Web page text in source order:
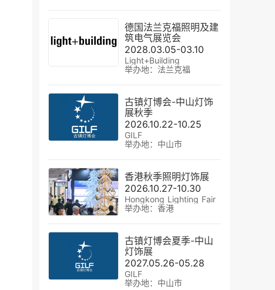
德国法兰克福照明及建
筑电气展览会
2028.03.05-03.10
Light+Building
举办地：法兰克福
古镇灯博会-中山灯饰
展秋季
2026.10.22-10.25
GILF
举办地：中山市
香港秋季照明灯饰展
2026.10.27-10.30
Hongkong Lighting Fair
举办地：香港
古镇灯博会夏季-中山
灯饰展
2027.05.26-05.28
GILF
举办地：中山市